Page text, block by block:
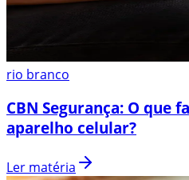
rio branco
CBN Segurança: O que
aparelho celular?
Ler matéria